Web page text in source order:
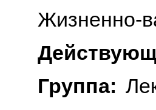
Жизненно-
Группа: